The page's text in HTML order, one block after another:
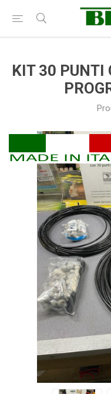
KIT 30 PUNTI